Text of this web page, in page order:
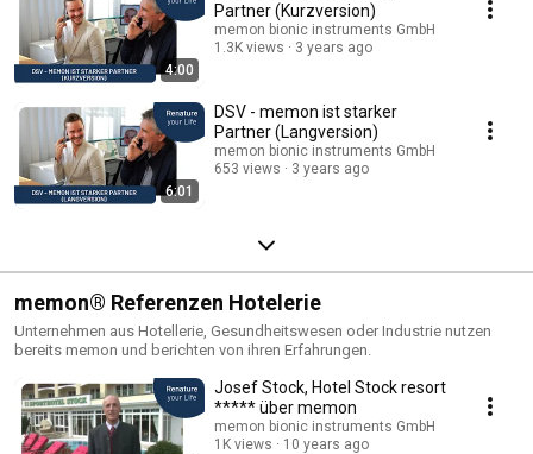
4:00
Partner (Kurzversion)
memon bionic instruments GmbH
1.3K views
3 years ago
6:01
DSV - memon ist starker
Partner (Langversion)
memon bionic instruments GmbH
653 views
3 years ago
memon® Referenzen Hotelerie
Unternehmen aus Hotellerie, Gesundheitswesen oder Industrie nutzen
bereits memon und berichten von ihren Erfahrungen.
Josef Stock, Hotel Stock resort
***** über memon
memon bionic instruments GmbH
1K views
10 years ago